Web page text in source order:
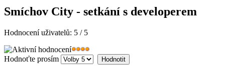
Smíchov City - setkání s developerem
Hodnocení uživatelů: 5 / 5
Hodnoťte prosím